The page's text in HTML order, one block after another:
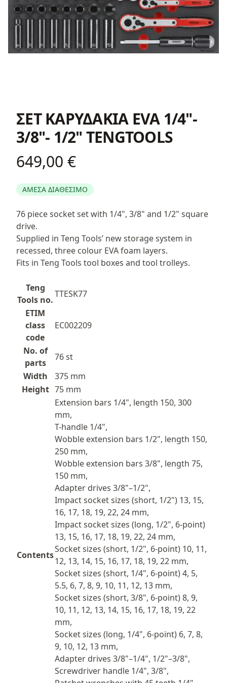
ΣΕΤ ΚΑΡΥΔΑΚΙΑ EVA 1/4"-
3/8"- 1/2" TENGTOOLS
Product information
649,00 €
ΑΜΕΣΑ ΔΙΑΘΕΣΙΜΟ
Περιγραφή
76 piece socket set with 1/4", 3/8" and 1/2" square
drive.
Supplied in Teng Tools’ new storage system in
recessed, three colour EVA foam layers.
Fits in Teng Tools tool boxes and tool trolleys.
Teng
Tools no.
TTESK77
ETIM
class
code
EC002209
No. of
parts
76 st
Width
375 mm
Height 75 mm
Contents
Extension bars 1/4", length 150, 300
mm,
T-handle 1/4",
Wobble extension bars 1/2", length 150,
250 mm,
Wobble extension bars 3/8", length 75,
150 mm,
Adapter drives 3/8"–1/2",
Impact socket sizes (short, 1/2") 13, 15,
16, 17, 18, 19, 22, 24 mm,
Impact socket sizes (long, 1/2", 6-point)
13, 15, 16, 17, 18, 19, 22, 24 mm,
Socket sizes (short, 1/2", 6-point) 10, 11,
12, 13, 14, 15, 16, 17, 18, 19, 22 mm,
Socket sizes (short, 1/4", 6-point) 4, 5,
5.5, 6, 7, 8, 9, 10, 11, 12, 13 mm,
Socket sizes (short, 3/8", 6-point) 8, 9,
10, 11, 12, 13, 14, 15, 16, 17, 18, 19, 22
mm,
Socket sizes (long, 1/4", 6-point) 6, 7, 8,
9, 10, 12, 13 mm,
Adapter drives 3/8"–1/4", 1/2"–3/8",
Screwdriver handle 1/4", 3/8",